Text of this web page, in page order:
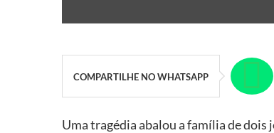
COMPARTILHE NO WHATSAPP
Uma tragédia abalou a família de dois